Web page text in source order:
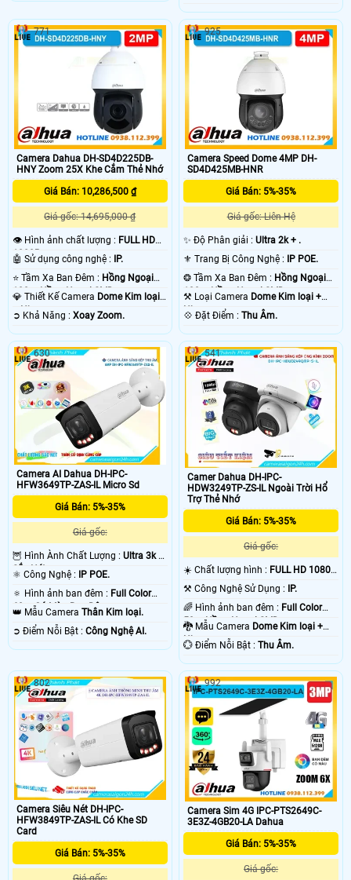
Camera Dahua DH-SD4D225DB-
HNY Zoom 25X Khe Cắm Thẻ Nhớ
Giá Bán: 10,286,500 ₫
Giá gốc: 14,695,000 ₫
👁 Hình ảnh chất lượng : FULL HD
1080P .
🤖️ Sử dụng công nghệ :
IP.
⭐ Tầm Xa Ban Đêm : Hồng Ngoại
100m Hồng Ngoại SMD.
💎 Thiết Kế Camera Dome Kim loại
+ Nhựa.
️➲ Khả Năng : Xoay Zoom.
771
Camera Speed Dome 4MP DH-
SD4D425MB-HNR
Giá Bán: 5%-35%
Giá gốc: Liên Hệ
✨ Độ Phân giải :Ultra 2k + .
⚜️ Trang Bị Công Nghệ :
IP POE.
❂ Tầm Xa Ban Đêm : Hồng Ngoại
100m Hồng Ngoại SMD.
⚒ Loại Camera Dome Kim loại +
Nhựa.
️💠 Đặt Điểm :Thu Âm.
925
Camera AI Dahua DH-IPC-
HFW3649TP-ZAS-IL Micro Sd
Giá Bán: 5%-35%
Giá gốc:
🦉 Hình Ành Chất Lượng : Ultra 3k +
Sắc Nét .
⚛️ Công Nghệ :
IP POE.
🔅 Hình ảnh ban đêm : Full Color
60m Có Màu Ban Ðêm.
👑 Mẫu Camera Thân Kim loại.
️➲ Điểm Nỗi Bật : Công Nghệ AI.
630
Camer Dahua DH-IPC-
HDW3249TP-ZS-IL Ngoài Trời Hổ
Trợ Thẻ Nhớ
Giá Bán: 5%-35%
Giá gốc:
☀️ Chất lượng hình : FULL HD 1080P
.
⚒ Công Nghệ Sử Dụng :
IP.
🌈 Hình ảnh ban đêm : Full Color
50m Hồng Ngoại SMD.
🐉️ Mẫu Camera Dome Kim loại +
Nhựa.
️💮 Điểm Nỗi Bật :Thu Âm.
541
Camera Siêu Nét DH-IPC-
HFW3849TP-ZAS-IL Có Khe SD
Card
Giá Bán: 5%-35%
802
Camera Sim 4G IPC-PTS2649C-
3E3Z-4GB20-LA Dahua
Giá Bán: 5%-35%
Giá gốc:
992